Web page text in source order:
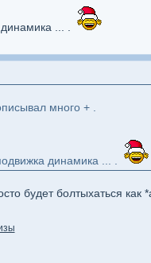
... .
много + .
динамика ... .
будет болтыхаться как